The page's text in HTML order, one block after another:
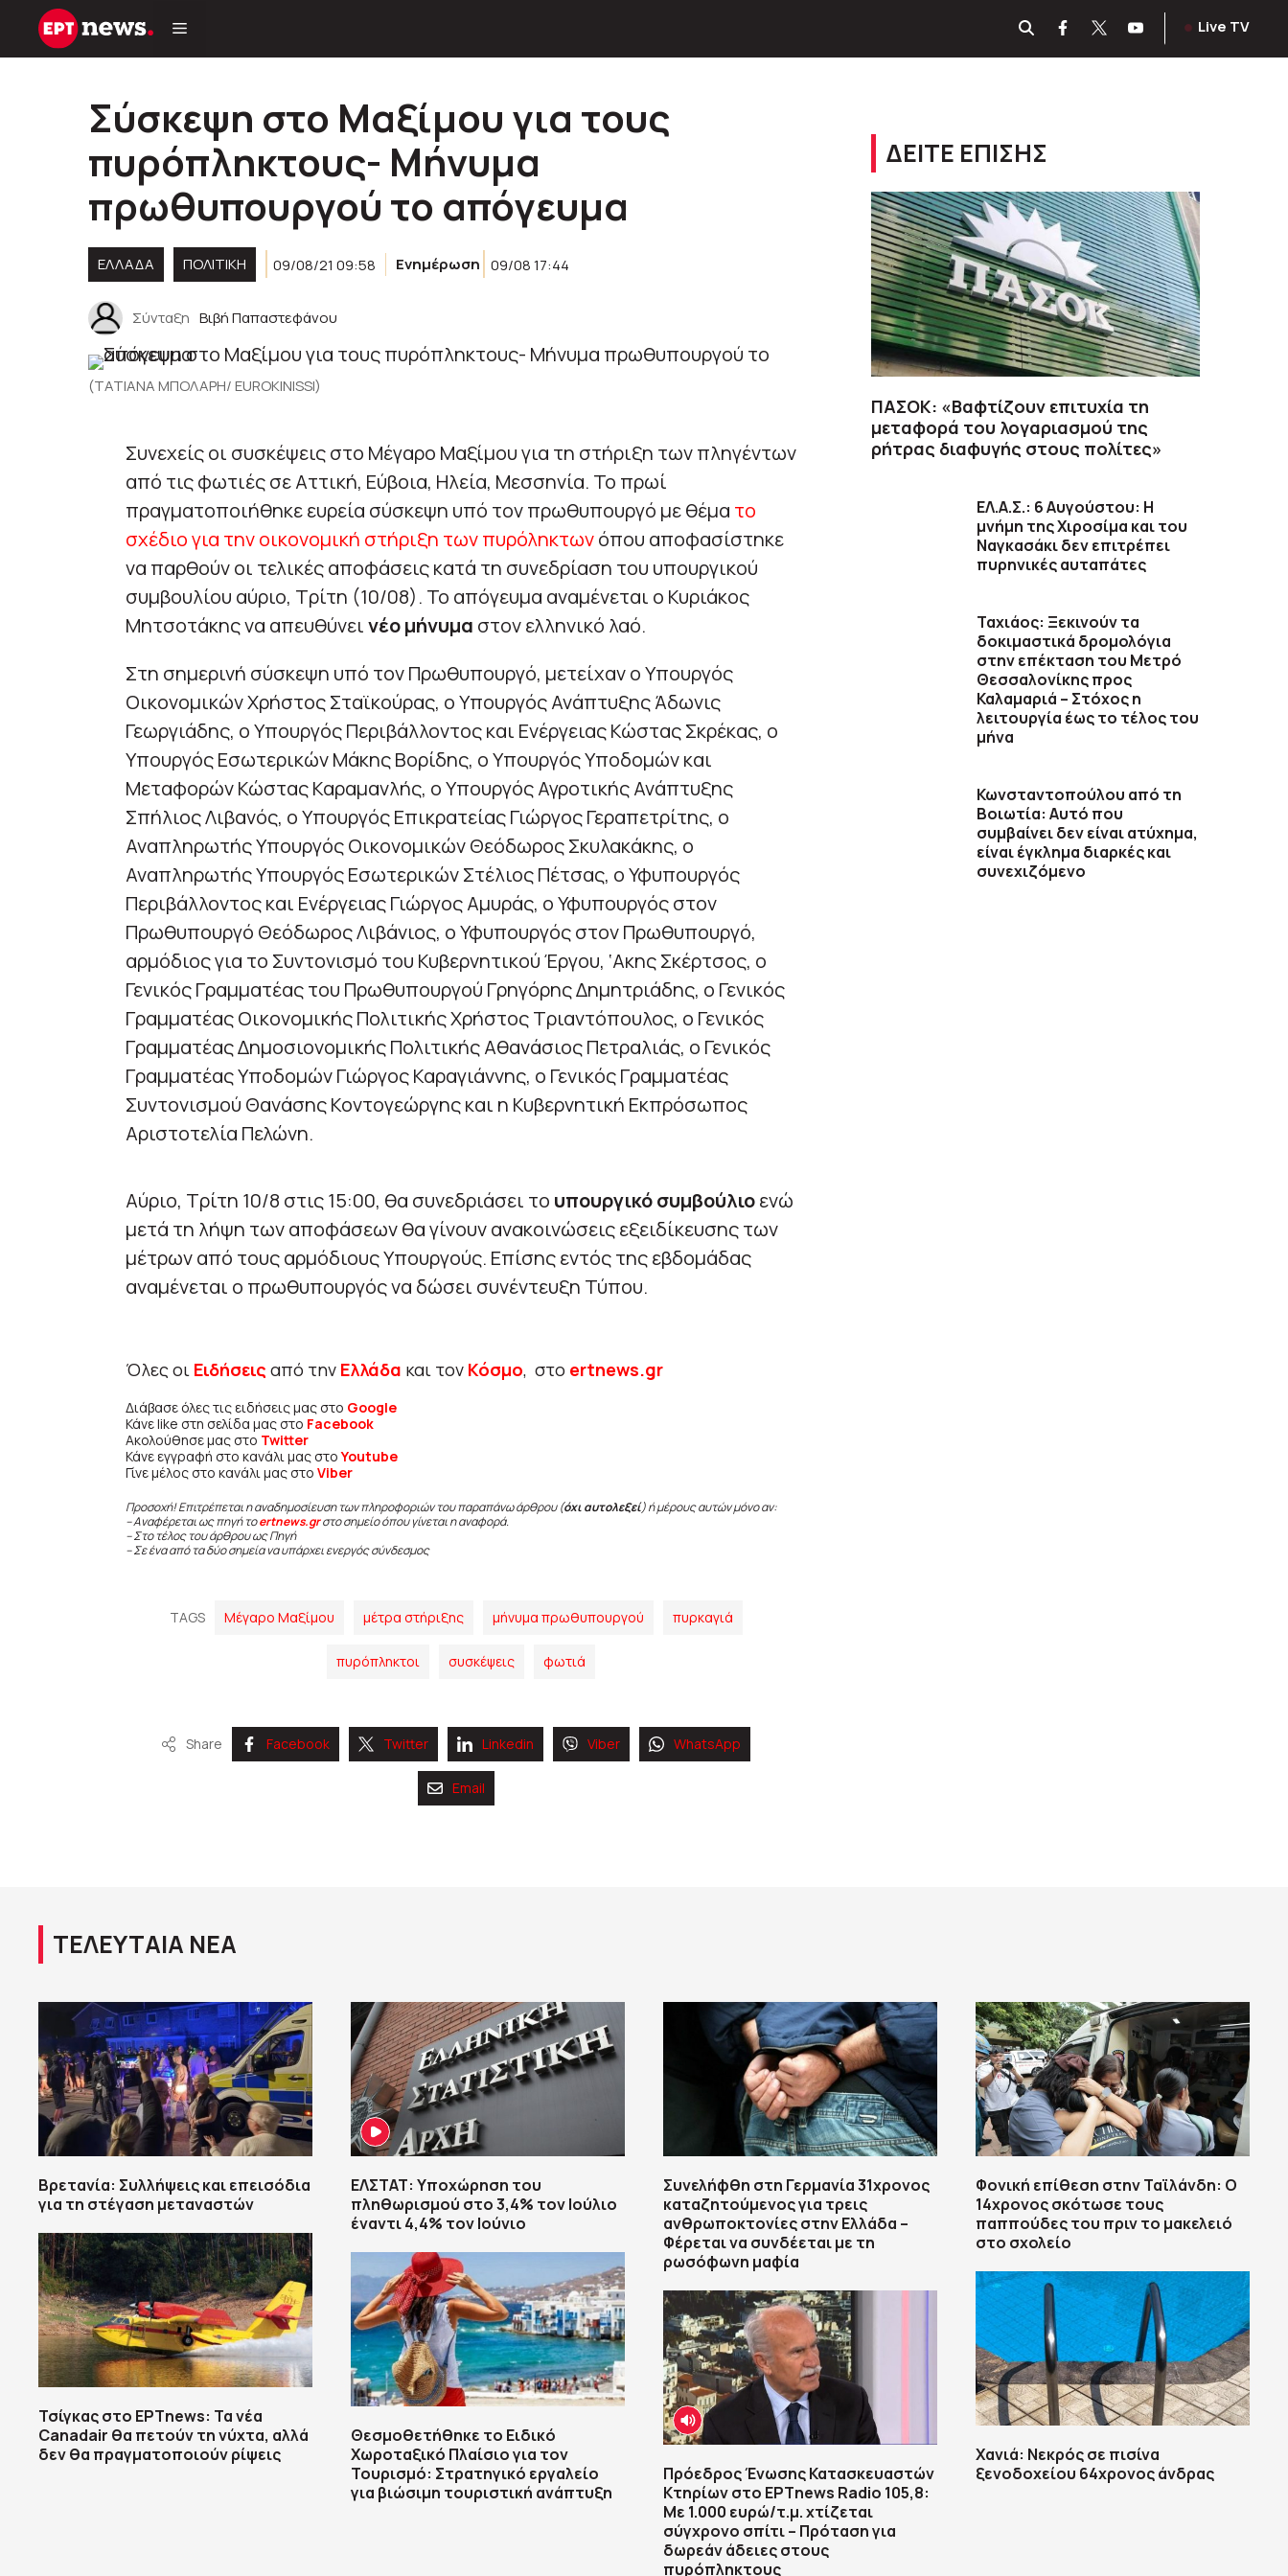
Μετάβαση
Live TV
Σύσκεψη στο Μαξίμου για τους
πυρόπληκτους- Μήνυμα
πρωθυπουργού το απόγευμα
ΕΛΛΑΔΑ ΠΟΛΙΤΙΚΉ 09/08/21 09:58 Ενημέρωση 09/08 17:44
Σύνταξη Βιβή Παπαστεφάνου
(ΤΑΤΙΑΝΑ ΜΠΟΛΑΡΗ/ EUROKINISSI)
Συνεχείς οι συσκέψεις στο Μέγαρο Μαξίμου για τη στήριξη των πληγέντων
από τις φωτιές σε Αττική, Εύβοια, Ηλεία, Μεσσηνία. Το πρωί
πραγματοποιήθηκε ευρεία σύσκεψη υπό τον πρωθυπουργό με θέμα το
σχέδιο για την οικονομική στήριξη των πυρόληκτωνόπου αποφασίστηκε
να παρθούν οι τελικές αποφάσεις κατά τη συνεδρίαση του υπουργικού
συμβουλίου αύριο, Τρίτη (10/08). Το απόγευμα αναμένεται ο Κυριάκος
Μητσοτάκης να απευθύνεινέο μήνυμα στον ελληνικό λαό.
Στη σημερινή σύσκεψη υπό τον Πρωθυπουργό, μετείχαν ο Υπουργός
Οικονομικών Χρήστος Σταϊκούρας, ο Υπουργός Ανάπτυξης Άδωνις
Γεωργιάδης, ο Υπουργός Περιβάλλοντος και Ενέργειας Κώστας Σκρέκας, ο
Υπουργός Εσωτερικών Μάκης Βορίδης, ο Υπουργός Υποδομών και
Μεταφορών Κώστας Καραμανλής, ο Υπουργός Αγροτικής Ανάπτυξης
Σπήλιος Λιβανός, ο Υπουργός Επικρατείας Γιώργος Γεραπετρίτης, ο
Αναπληρωτής Υπουργός Οικονομικών Θεόδωρος Σκυλακάκης, ο
Αναπληρωτής Υπουργός Εσωτερικών Στέλιος Πέτσας, ο Υφυπουργός
Περιβάλλοντος και Ενέργειας Γιώργος Αμυράς, ο Υφυπουργός στον
Πρωθυπουργό Θεόδωρος Λιβάνιος, ο Υφυπουργός στον Πρωθυπουργό,
αρμόδιος για το Συντονισμό του Κυβερνητικού Έργου, ‘Ακης Σκέρτσος, ο
Γενικός Γραμματέας του Πρωθυπουργού Γρηγόρης Δημητριάδης, ο Γενικός
Γραμματέας Οικονομικής Πολιτικής Χρήστος Τριαντόπουλος, ο Γενικός
Γραμματέας Δημοσιονομικής Πολιτικής Αθανάσιος Πετραλιάς, ο Γενικός
Γραμματέας Υποδομών Γιώργος Καραγιάννης, ο Γενικός Γραμματέας
Συντονισμού Θανάσης Κοντογεώργης και η Κυβερνητική Εκπρόσωπος
Αριστοτελία Πελώνη.
Αύριο, Τρίτη 10/8 στις 15:00, θα συνεδριάσει το υπουργικό συμβούλιοενώ
μετά τη λήψη των αποφάσεων θα γίνουν ανακοινώσεις εξειδίκευσης των
μέτρων από τους αρμόδιους Υπουργούς. Επίσης εντός της εβδομάδας
αναμένεται ο πρωθυπουργός να δώσει συνέντευξη Τύπου.
Όλες οι Ειδήσεις από την Ελλάδα και τον Κόσμο, στο ertnews.gr
Διάβασε όλες τις ειδήσεις μας στο Google
Κάνε like στη σελίδα μας στο Facebook
Ακολούθησε μας στο Twitter
Κάνε εγγραφή στο κανάλι μας στοYoutube
Γίνε μέλος στο κανάλι μας στο Viber
Προσοχή! Επιτρέπεται η αναδημοσίευση των πληροφοριών του παραπάνω άρθρου (όχι αυτολεξεί) ή μέρους αυτών μόνο αν:
– Αναφέρεται ως πηγή τοertnews.gr στο σημείο όπου γίνεται η αναφορά.
– Στο τέλος του άρθρου ως Πηγή
– Σε ένα από τα δύο σημεία να υπάρχει ενεργός σύνδεσμος
TAGS Μέγαρο Μαξίμου μέτρα στήριξης μήνυμα πρωθυπουργού πυρκαγιά
πυρόπληκτοι συσκέψεις φωτιά
Share Facebook Twitter Linkedin Viber WhatsApp
Email
ΔΕΙΤΕ ΕΠΙΣΗΣ
ΠΑΣΟΚ: «Βαφτίζουν επιτυχία τη
μεταφορά του λογαριασμού της
ρήτρας διαφυγής στους πολίτες»
ΕΛ.Α.Σ.: 6 Αυγούστου: Η
μνήμη της Χιροσίμα και του
Ναγκασάκι δεν επιτρέπει
πυρηνικές αυταπάτες
Ταχιάος: Ξεκινούν τα
δοκιμαστικά δρομολόγια
στην επέκταση του Μετρό
Θεσσαλονίκης προς
Καλαμαριά – Στόχος η
λειτουργία έως το τέλος του
μήνα
Κωνσταντοπούλου από τη
Βοιωτία: Αυτό που
συμβαίνει δεν είναι ατύχημα,
είναι έγκλημα διαρκές και
συνεχιζόμενο
ΤΕΛΕΥΤΑΙΑ ΝΕΑ
Βρετανία: Συλλήψεις και επεισόδια
για τη στέγαση μεταναστών
Τσίγκας στο ΕΡΤnews: Τα νέα
Canadair θα πετούν τη νύχτα, αλλά
δεν θα πραγματοποιούν ρίψεις
ΕΛΣΤΑΤ: Υποχώρηση του
πληθωρισμού στο 3,4% τον Ιούλιο
έναντι 4,4% τον Ιούνιο
Θεσμοθετήθηκε το Ειδικό
Χωροταξικό Πλαίσιο για τον
Τουρισμό: Στρατηγικό εργαλείο
για βιώσιμη τουριστική ανάπτυξη
Συνελήφθη στη Γερμανία 31χρονος
καταζητούμενος για τρεις
ανθρωποκτονίες στην Ελλάδα –
Φέρεται να συνδέεται με τη
ρωσόφωνη μαφία
Πρόεδρος Ένωσης Κατασκευαστών
Κτηρίων στο ΕΡΤnews Radio 105,8:
Με 1.000 ευρώ/τ.μ. χτίζεται
σύγχρονο σπίτι – Πρόταση για
δωρεάν άδειες στους
πυρόπληκτους
Φονική επίθεση στην Ταϊλάνδη: Ο
14χρονος σκότωσε τους
παππούδες του πριν το μακελειό
στο σχολείο
Χανιά: Νεκρός σε πισίνα
ξενοδοχείου 64χρονος άνδρας